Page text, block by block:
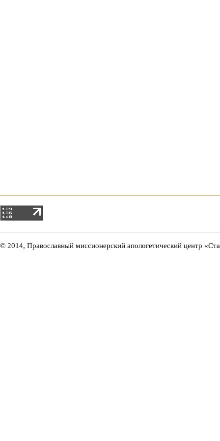
© 2014, Православный миссионерский апологетический центр